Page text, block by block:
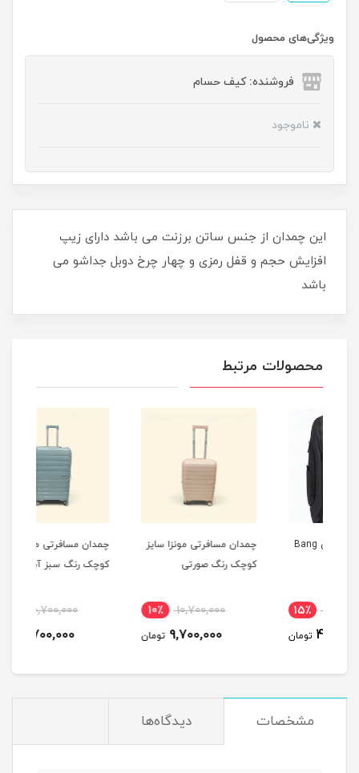
ویژگی‌های محصول
فروشنده: کیف حسام
ناموجود
این چمدان از جنس ساتن برزنت می باشد دارای زیپ
افزایش حجم و قفل رمزی و چهار چرخ دوبل جداشو می
باشد
محصولات مرتبط
چمدان مسافرتی مونزا سایز
کوچک رنگ صورتی
10,700,000 10٪
9,700,000 تومان
چمدان مسافرتی مونزا سایز
کوچک رنگ سبز آبی
10,700,000 10٪
9,700,000 تومان
مشخصات دیدگاه‌ها